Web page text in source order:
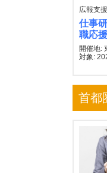
広報支援
仕事
職応
開催地:
対象:
首都